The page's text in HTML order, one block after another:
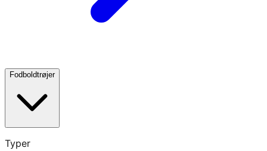
Fodboldtrøjer
Typer